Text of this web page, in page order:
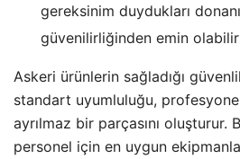
gereksinim duydukları
güvenilirliğinden emin
Askeri ürünlerin sağladığı
standart uyumluluğu,
ayrılmaz bir parçasını oluşturur.
personel için en uygun